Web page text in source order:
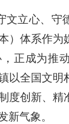
文立心、守
）体系作为
正成为推
以全国文明
度创新、精
气象。